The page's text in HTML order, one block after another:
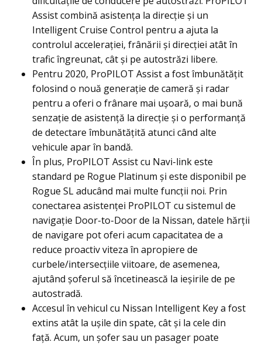
Assist combină asistența la direcție și un
Intelligent Cruise Control pentru a ajuta la
controlul accelerației, frânării și direcției atât în ​​
trafic îngreunat, cât și pe autostrăzi libere.
Pentru 2020, ProPILOT Assist a fost îmbunătățit
folosind o nouă generaţie de cameră şi radar
pentru a oferi o frânare mai ușoară, o mai bună
senzație de asistență la direcție și o performanță
de detectare îmbunătățită atunci când alte
vehicule apar în bandă.
În plus, ProPILOT Assist cu Navi-link este
standard pe Rogue Platinum și este disponibil pe
Rogue SL aducând mai multe funcții noi. Prin
conectarea asistenței ProPILOT cu sistemul de
navigație Door-to-Door de la Nissan, datele hărții
de navigare pot oferi acum capacitatea de a
reduce proactiv viteza în apropiere de
curbele/intersecţiile viitoare, de asemenea,
ajutând șoferul să încetinească la ieșirile de pe
autostradă.
Accesul în vehicul cu Nissan Intelligent Key a fost
extins atât la ușile din spate, cât și la cele din
față. Acum, un șofer sau un pasager poate